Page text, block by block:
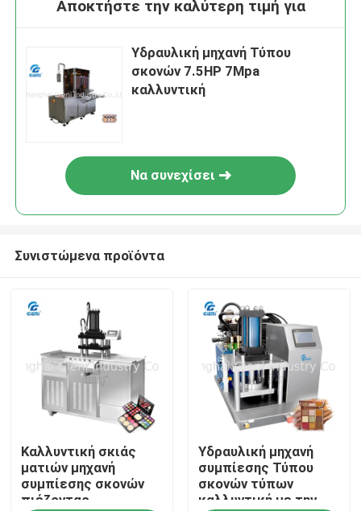
Σπίτι
Αποκτήστε την καλύτερη τιμή για
Υδραυλική μηχανή Τύπου
σκονών 7.5HP 7Mpa
καλλυντική
Να συνεχίσει
Συνιστώμενα προϊόντα
Καλλυντική σκιάς
ματιών μηχανή
συμπίεσης σκονών
πιέζοντας
Υδραυλική μηχανή
συμπίεσης Τύπου
σκονών τύπων
καλλυντική με την